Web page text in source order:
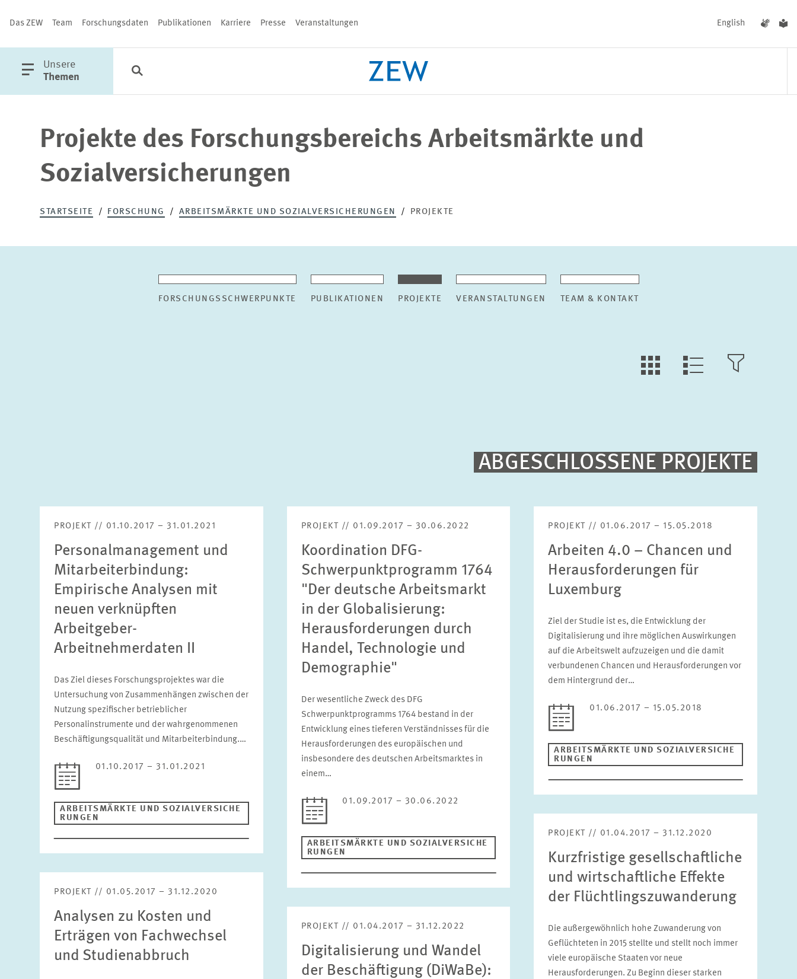
Das ZEW Team Forschungsdaten Publikationen Karriere Presse Veranstaltungen English
öffne
Hauptmenü
Unsere
Themen
Kategorien
PUBLIKATIONEN PROJEKTE TEAM VERANSTALTUNGEN AKTUELLES
Schließen
Projekte des Forschungsbereichs Arbeitsmärkte und
Sozialversicherungen
STARTSEITE FORSCHUNG ARBEITSMÄRKTE UND SOZIALVERSICHERUNGEN PROJEKTE
FORSCHUNGSSCHWERPUNKTE PUBLIKATIONEN PROJEKTE VERANSTALTUNGEN TEAM & KONTAKT
FILTER
LISTEN
KACHEL
Sortierung
Bitte wählen Sie einen Status
ZURÜCKSETZEN
ABGESCHLOSSENE PROJEKTE
PROJEKT // 01.10.2017 – 31.01.2021
Personalmanagement und
Mitarbeiterbindung:
Empirische Analysen mit
neuen verknüpften
Arbeitgeber-
Arbeitnehmerdaten II
Das Ziel dieses Forschungsprojektes war die
Untersuchung von Zusammenhängen zwischen der
Nutzung spezifischer betrieblicher
Personalinstrumente und der wahrgenommenen
Beschäftigungsqualität und Mitarbeiterbindung.…
01.10.2017 – 31.01.2021
ARBEITSMÄRKTE UND SOZIALVERSICHE
RUNGEN
PROJEKT // 01.09.2017 – 30.06.2022
Koordination DFG-
Schwerpunktprogramm 1764
"Der deutsche Arbeitsmarkt
in der Globalisierung:
Herausforderungen durch
Handel, Technologie und
Demographie"
Der wesentliche Zweck des DFG
Schwerpunktprogramms 1764 bestand in der
Entwicklung eines tieferen Verständnisses für die
Herausforderungen des europäischen und
insbesondere des deutschen Arbeitsmarktes in
einem…
01.09.2017 – 30.06.2022
ARBEITSMÄRKTE UND SOZIALVERSICHE
RUNGEN
PROJEKT // 01.06.2017 – 15.05.2018
Arbeiten 4.0 – Chancen und
Herausforderungen für
Luxemburg
Ziel der Studie ist es, die Entwicklung der
Digitalisierung und ihre möglichen Auswirkungen
auf die Arbeitswelt aufzuzeigen und die damit
verbundenen Chancen und Herausforderungen vor
dem Hintergrund der…
01.06.2017 – 15.05.2018
ARBEITSMÄRKTE UND SOZIALVERSICHE
RUNGEN
PROJEKT // 01.05.2017 – 31.12.2020
Analysen zu Kosten und
Erträgen von Fachwechsel
und Studienabbruch
PROJEKT // 01.04.2017 – 31.12.2022
Digitalisierung und Wandel
der Beschäftigung (DiWaBe):
PROJEKT // 01.04.2017 – 31.12.2020
Kurzfristige gesellschaftliche
und wirtschaftliche Effekte
der Flüchtlingszuwanderung
Die außergewöhnlich hohe Zuwanderung von
Geflüchteten in 2015 stellte und stellt noch immer
viele europäische Staaten vor neue
Herausforderungen. Zu Beginn dieser starken